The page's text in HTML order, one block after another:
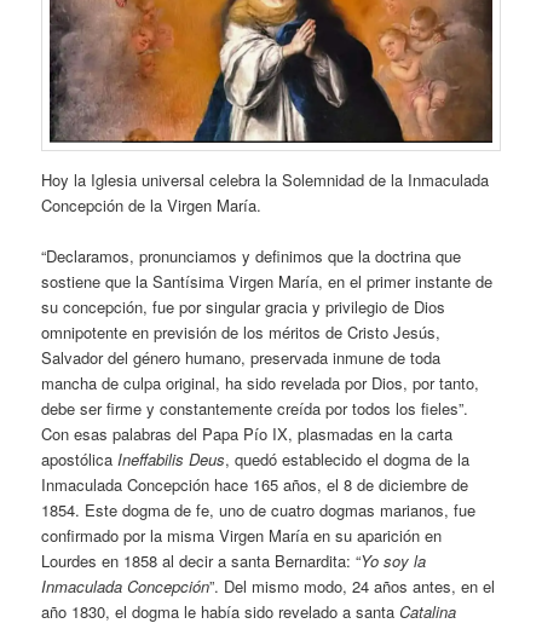
Hoy la Iglesia universal celebra la Solemnidad de la Inmaculada
Concepción de la Virgen María.
“Declaramos, pronunciamos y definimos que la doctrina que
sostiene que la Santísima Virgen María, en el primer instante de
su concepción, fue por singular gracia y privilegio de Dios
omnipotente en previsión de los méritos de Cristo Jesús,
Salvador del género humano, preservada inmune de toda
mancha de culpa original, ha sido revelada por Dios, por tanto,
debe ser firme y constantemente creída por todos los fieles”.
Con esas palabras del Papa Pío IX, plasmadas en la carta
apostólicaIneffabilis Deus, quedó establecido el dogma de la
Inmaculada Concepción hace 165 años, el 8 de diciembre de
1854. Este dogma de fe, uno de cuatro dogmas marianos, fue
confirmado por la misma Virgen María en su aparición en
Lourdes en 1858 al decir a santa Bernardita: “Yo soy la
Inmaculada Concepción”. Del mismo modo, 24 años antes, en el
año 1830, el dogma le había sido revelado a santaCatalina